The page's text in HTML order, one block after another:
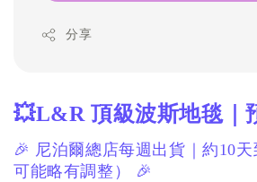
分享
💥L&R 頂級波斯地毯｜
🎉 尼泊爾總店每週出貨｜約10
可能略有調整） 🎉